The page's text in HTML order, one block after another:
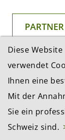
PARTNER
Diese Website
verwendet
Ihnen eine
Mit der
Sie ein
Schweiz sind.